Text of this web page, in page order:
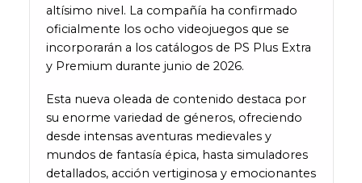
altísimo nivel. La compañía ha confirmado
oficialmente los ocho videojuegos que se
incorporarán a los catálogos de PS Plus Extra
y Premium durante junio de 2026.
Esta nueva oleada de contenido destaca por
su enorme variedad de géneros, ofreciendo
desde intensas aventuras medievales y
mundos de fantasía épica, hasta simuladores
detallados, acción vertiginosa y emocionantes